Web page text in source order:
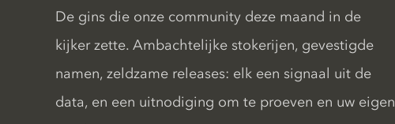
De gins die onze community deze maand in de
kijker zette. Ambachtelijke stokerijen, gevestigde
namen, zeldzame releases: elk een signaal uit de
data, en een uitnodiging om te proeven en uw eigen